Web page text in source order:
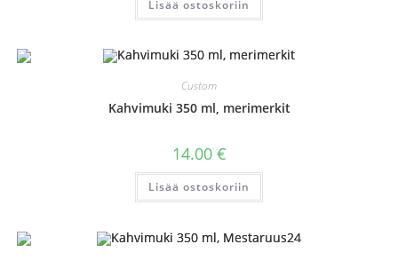
Lisää ostoskoriin
Custom
Kahvimuki 350 ml, merimerkit
14.00 €
Lisää ostoskoriin